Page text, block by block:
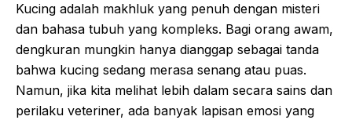
Kucing adalah makhluk yang penuh dengan misteri
dan bahasa tubuh yang kompleks. Bagi orang awam,
dengkuran mungkin hanya dianggap sebagai tanda
bahwa kucing sedang merasa senang atau puas.
Namun, jika kita melihat lebih dalam secara sains dan
perilaku veteriner, ada banyak lapisan emosi yang